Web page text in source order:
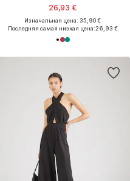
26,93 €
Изначальная цена: 35,90 €
Последняя самая низкая цена:26,93 €